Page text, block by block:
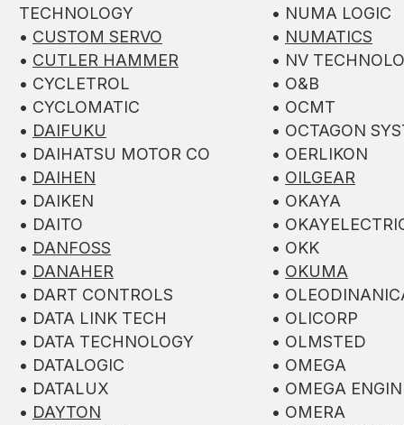
TECHNOLOGY
• CUSTOM SERVO
• CUTLER HAMMER
• CYCLETROL
• CYCLOMATIC
• DAIFUKU
• DAIHATSU MOTOR CO
• DAIHEN
• DAIKEN
• DAITO
• DANFOSS
• DANAHER
• DART CONTROLS
• DATA LINK TECH
• DATA TECHNOLOGY
• DATALOGIC
• DATALUX
• DAYTON
• NUMA LOGIC
• NUMATICS
• NV
• O&B
• OCMT
• OCTAGON
• OERLIKON
• OILGEAR
• OKAYA
•
• OKK
• OKUMA
•
• OLICORP
• OLMSTED
• OMEGA
• OMEGA
• OMERA